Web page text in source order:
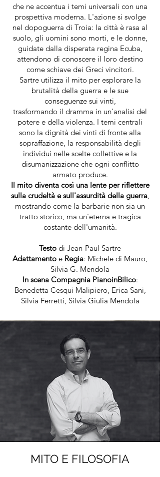
che ne accentua i temi universali con una
prospettiva moderna. L'azione si svolge
nel dopoguerra di Troia: la città è rasa al
suolo, gli uomini sono morti, e le donne,
guidate dalla disperata regina Ecuba,
attendono di conoscere il loro destino
come schiave dei Greci vincitori.
Sartre utilizza il mito per esplorare la
brutalità della guerra e le sue
conseguenze sui vinti,
trasformando il dramma in un'analisi del
potere e della violenza. I temi centrali
sono la dignità dei vinti di fronte alla
sopraffazione, la responsabilità degli
individui nelle scelte collettive e la
disumanizzazione che ogni conflitto
armato produce.
Il mito diventa così una lente per riflettere
sulla crudeltà e sull'assurdità della guerra,
mostrando come la barbarie non sia un
tratto storico, ma un'eterna e tragica
costante dell'umanità.
Testo di Jean-Paul Sartre
Adattamento e Regia: Michele di Mauro,
Silvia G. Mendola
In scena Compagnia PianoinBilico:
Benedetta Cesqui Malipiero, Erica Sani,
Silvia Ferretti, Silvia Giulia Mendola
MITO E FILOSOFIA